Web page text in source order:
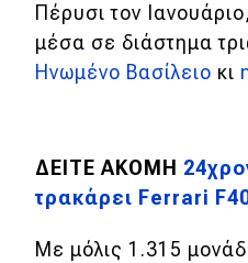
Πέρυσι τον
μέσα σε διάστημα
Ηνωμένο Βασίλειο κι
ΔΕΙΤΕ ΑΚΟΜΗ
τρακάρει Ferrari
Με μόλις 1.315